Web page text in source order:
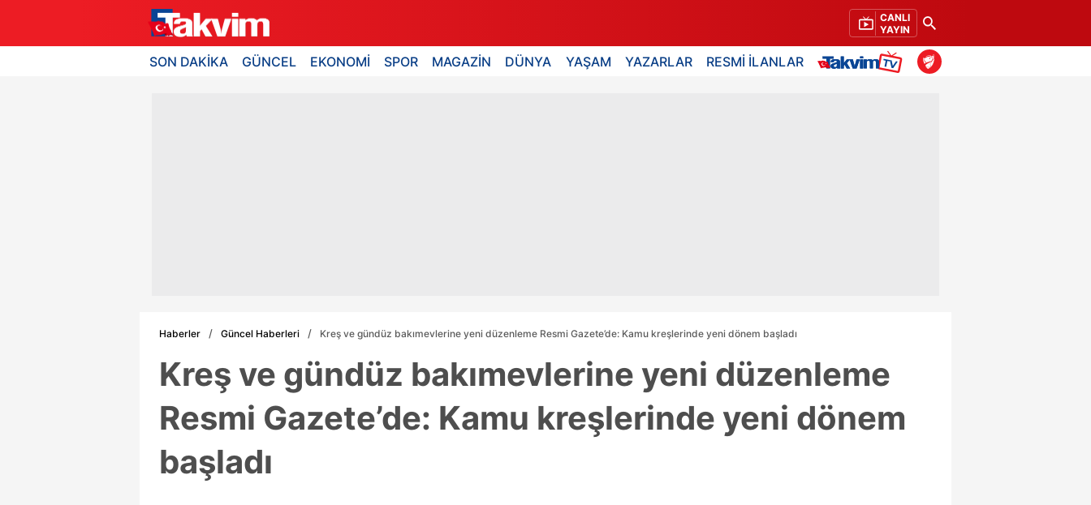
CANLI
YAYIN
SON DAKİKA GÜNCEL EKONOMİ SPOR MAGAZİN DÜNYA YAŞAM YAZARLAR RESMİ İLANLAR
Haberler Güncel Haberleri Kreş ve gündüz bakımevlerine yeni düzenleme Resmi Gazete’de: Kamu kreşlerinde yeni dönem başladı
Kreş ve gündüz bakımevlerine yeni düzenleme
Resmi Gazete’de: Kamu kreşlerinde yeni dönem
başladı